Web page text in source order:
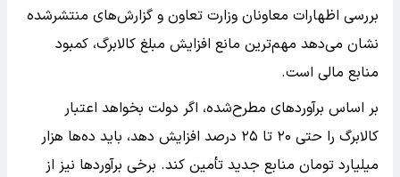
بررسی اظهارات معاونان وزارت تعاون و گزارش‌های منتشرشده
نشان می‌دهد مهم‌ترین مانع افزایش مبلغ کالابرگ، کمبود
منابع مالی است.
بر اساس برآوردهای مطرح‌شده، اگر دولت بخواهد اعتبار
کالابرگ را حتی ۲۰ تا ۲۵ درصد افزایش دهد، باید ده‌ها هزار
میلیارد تومان منابع جدید تأمین کند. برخی برآوردها نیز از